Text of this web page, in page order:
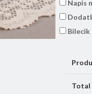
Napis
Bilecik
Total